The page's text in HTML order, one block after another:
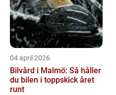
04 april 2026
Bilvård i Malmö: Så håller
du bilen i toppskick året
runt